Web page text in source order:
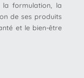
la formulation, la
de ses produits
et le bien-être